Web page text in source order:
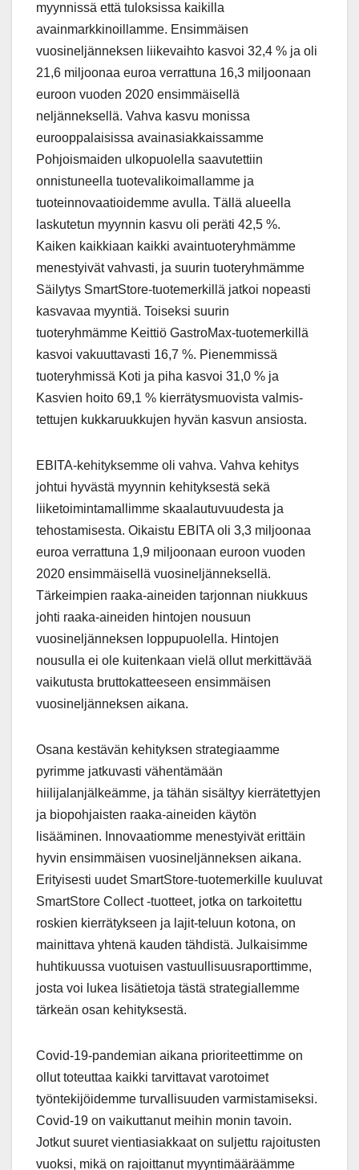
myynnissä että tuloksissa kaikilla
avainmarkkinoillamme. Ensimmäisen
vuosineljänneksen liikevaihto kasvoi 32,4 % ja oli
21,6 miljoonaa euroa verrattuna 16,3 miljoonaan
euroon vuoden 2020 ensimmäisellä
neljänneksellä. Vahva kasvu monissa
eurooppalaisissa avainasiakkaissamme
Pohjoismaiden ulkopuolella saavutettiin
onnistuneella tuotevalikoimallamme ja
tuoteinnovaatioidemme avulla. Tällä alueella
laskutetun myynnin kasvu oli peräti 42,5 %.
Kaiken kaikkiaan kaikki avaintuoteryhmämme
menestyivät vahvasti, ja suurin tuoteryhmämme
Säilytys SmartStore-tuotemerkillä jatkoi nopeasti
kasvavaa myyntiä. Toiseksi suurin
tuoteryhmämme Keittiö GastroMax-tuotemerkillä
kasvoi vakuuttavasti 16,7 %. Pienemmissä
tuoteryhmissä Koti ja piha kasvoi 31,0 % ja
Kasvien hoito 69,1 % kierrätysmuovista valmis-
tettujen kukkaruukkujen hyvän kasvun ansiosta.
EBITA-kehityksemme oli vahva. Vahva kehitys
johtui hyvästä myynnin kehityksestä sekä
liiketoimintamallimme skaalautuvuudesta ja
tehostamisesta. Oikaistu EBITA oli 3,3 miljoonaa
euroa verrattuna 1,9 miljoonaan euroon vuoden
2020 ensimmäisellä vuosineljänneksellä.
Tärkeimpien raaka-aineiden tarjonnan niukkuus
johti raaka-aineiden hintojen nousuun
vuosineljänneksen loppupuolella. Hintojen
nousulla ei ole kuitenkaan vielä ollut merkittävää
vaikutusta bruttokatteeseen ensimmäisen
vuosineljänneksen aikana.
Osana kestävän kehityksen strategiaamme
pyrimme jatkuvasti vähentämään
hiilijalanjälkeämme, ja tähän sisältyy kierrätettyjen
ja biopohjaisten raaka-aineiden käytön
lisääminen. Innovaatiomme menestyivät erittäin
hyvin ensimmäisen vuosineljänneksen aikana.
Erityisesti uudet SmartStore-tuotemerkille kuuluvat
SmartStore Collect -tuotteet, jotka on tarkoitettu
roskien kierrätykseen ja lajit-teluun kotona, on
mainittava yhtenä kauden tähdistä. Julkaisimme
huhtikuussa vuotuisen vastuullisuusraporttimme,
josta voi lukea lisätietoja tästä strategiallemme
tärkeän osan kehityksestä.
Covid-19-pandemian aikana prioriteettimme on
ollut toteuttaa kaikki tarvittavat varotoimet
työntekijöidemme turvallisuuden varmistamiseksi.
Covid-19 on vaikuttanut meihin monin tavoin.
Jotkut suuret vientiasiakkaat on suljettu rajoitusten
vuoksi, mikä on rajoittanut myyntimääräämme